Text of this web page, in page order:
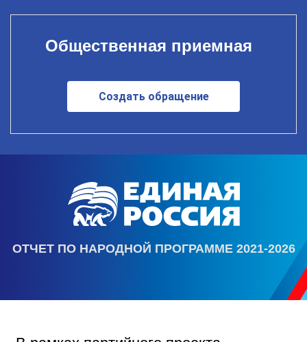
Общественная приемная
Создать обращение
ОТЧЕТ ПО НАРОДНОЙ ПРОГРАММЕ 2021-2026